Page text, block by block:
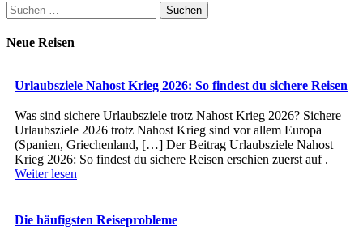
Suchen
nach:
Neue Reisen
Urlaubsziele Nahost Krieg 2026: So findest du sichere Reisen
Was sind sichere Urlaubsziele trotz Nahost Krieg 2026? Sichere
Urlaubsziele 2026 trotz Nahost Krieg sind vor allem Europa
(Spanien, Griechenland, […] Der Beitrag Urlaubsziele Nahost
Krieg 2026: So findest du sichere Reisen erschien zuerst auf .
Weiter lesen
Die häufigsten Reiseprobleme